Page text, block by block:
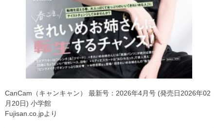
CanCam（キャンキャン） 最新号：2026年4月号 (発売日2026年02
月20日) 小学館
Fujisan.co.jpより